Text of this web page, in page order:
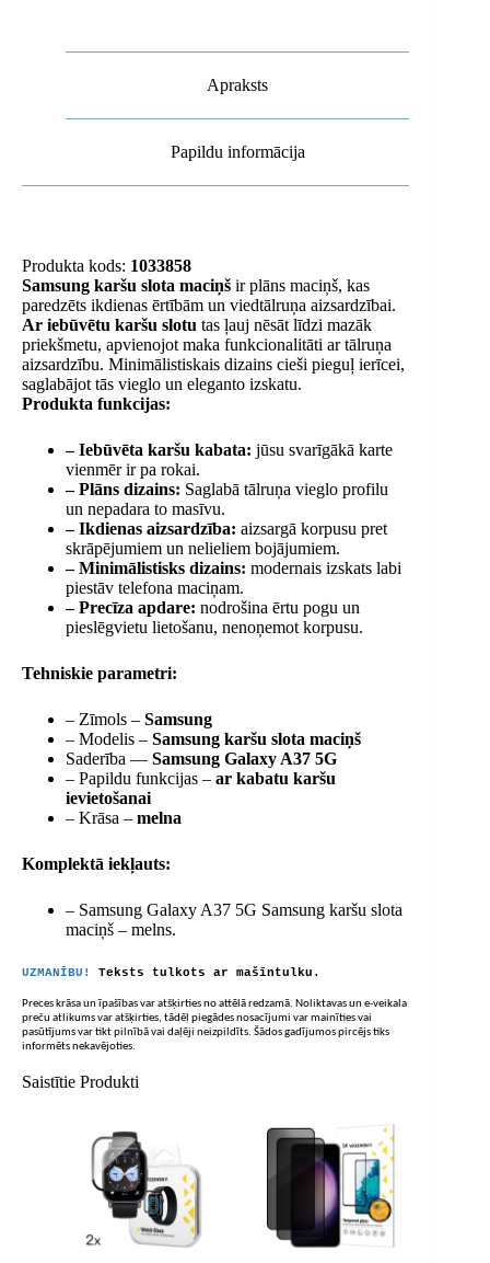
Apraksts
Papildu informācija
Produkta kods: 1033858
Samsung karšu slota maciņš ir plāns maciņš, kas
paredzēts ikdienas ērtībām un viedtālruņa aizsardzībai.
Ar iebūvētu karšu slotu tas ļauj nēsāt līdzi mazāk
priekšmetu, apvienojot maka funkcionalitāti ar tālruņa
aizsardzību. Minimālistiskais dizains cieši pieguļ ierīcei,
saglabājot tās vieglo un eleganto izskatu.
Produkta funkcijas:
– Iebūvēta karšu kabata: jūsu svarīgākā karte
vienmēr ir pa rokai.
– Plāns dizains: Saglabā tālruņa vieglo profilu
un nepadara to masīvu.
– Ikdienas aizsardzība: aizsargā korpusu pret
skrāpējumiem un nelieliem bojājumiem.
– Minimālistisks dizains: modernais izskats labi
piestāv telefona maciņam.
– Precīza apdare: nodrošina ērtu pogu un
pieslēgvietu lietošanu, nenoņemot korpusu.
Tehniskie parametri:
– Zīmols – Samsung
– Modelis – Samsung karšu slota maciņš
Saderība — Samsung Galaxy A37 5G
– Papildu funkcijas – ar kabatu karšu
ievietošanai
– Krāsa – melna
Komplektā iekļauts:
– Samsung Galaxy A37 5G Samsung karšu slota
maciņš – melns.
UZMANĪBU! Teksts tulkots ar mašīntulku.
Preces krāsa un īpašības var atšķirties no attēlā redzamā. Noliktavas un e-veikala
preču atlikums var atšķirties, tādēļ piegādes nosacījumi var mainīties vai
pasūtījums var tikt pilnībā vai daļēji neizpildīts. Šādos gadījumos pircējs tiks
informēts nekavējoties.
Saistītie Produkti